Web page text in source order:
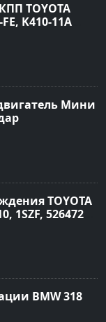
TOYOTA
FE, K410-11A
Мини
TOYOTA
1SZF, 5264720
BMW 318